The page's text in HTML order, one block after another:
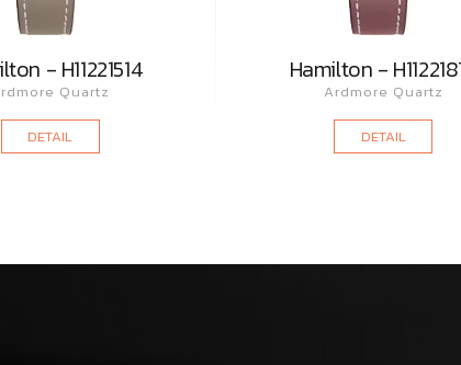
- H11221514
Quartz
DETAIL
Hamilton -
Ardmore Quartz
DETAIL